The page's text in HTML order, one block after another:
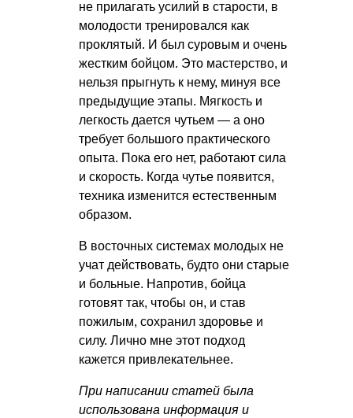
не прилагать усилий в старости, в
молодости тренировался как
проклятый. И был суровым и очень
жестким бойцом. Это мастерство, и
нельзя прыгнуть к нему, минуя все
предыдущие этапы. Мягкость и
легкость дается чутьем — а оно
требует большого практического
опыта. Пока его нет, работают сила
и скорость. Когда чутье появится,
техника изменится естественным
образом.
В восточных системах молодых не
учат действовать, будто они старые
и больные. Напротив, бойца
готовят так, чтобы он, и став
пожилым, сохранил здоровье и
силу. Лично мне этот подход
кажется привлекательнее.
При написании статей была
использована информация и